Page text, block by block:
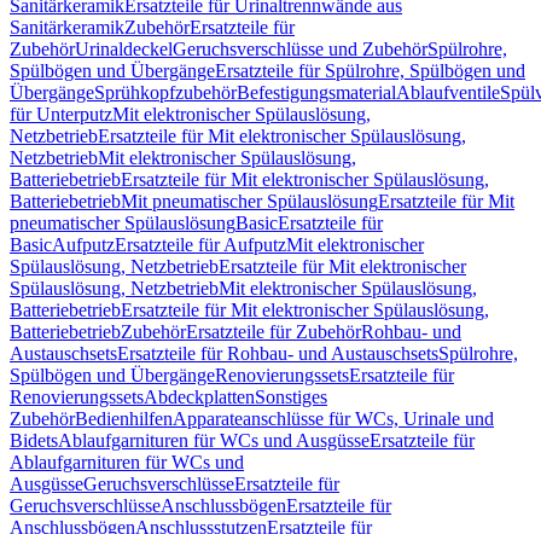
SanitärkeramikErsatzteile für Urinaltrennwände aus
SanitärkeramikZubehörErsatzteile für
ZubehörUrinaldeckelGeruchsverschlüsse und ZubehörSpülrohre,
Spülbögen und ÜbergängeErsatzteile für Spülrohre, Spülbögen und
ÜbergängeSprühkopfzubehörBefestigungsmaterialAblaufventile
für UnterputzMit elektronischer Spülauslösung,
NetzbetriebErsatzteile für Mit elektronischer Spülauslösung,
NetzbetriebMit elektronischer Spülauslösung,
BatteriebetriebErsatzteile für Mit elektronischer Spülauslösung,
BatteriebetriebMit pneumatischer SpülauslösungErsatzteile für Mit
pneumatischer SpülauslösungBasicErsatzteile für
BasicAufputzErsatzteile für AufputzMit elektronischer
Spülauslösung, NetzbetriebErsatzteile für Mit elektronischer
Spülauslösung, NetzbetriebMit elektronischer Spülauslösung,
BatteriebetriebErsatzteile für Mit elektronischer Spülauslösung,
BatteriebetriebZubehörErsatzteile für ZubehörRohbau- und
AustauschsetsErsatzteile für Rohbau- und AustauschsetsSpülrohre,
Spülbögen und ÜbergängeRenovierungssetsErsatzteile für
RenovierungssetsAbdeckplattenSonstiges
ZubehörBedienhilfenApparateanschlüsse für WCs, Urinale und
BidetsAblaufgarnituren für WCs und AusgüsseErsatzteile für
Ablaufgarnituren für WCs und
AusgüsseGeruchsverschlüsseErsatzteile für
GeruchsverschlüsseAnschlussbögenErsatzteile für
AnschlussbögenAnschlussstutzenErsatzteile für